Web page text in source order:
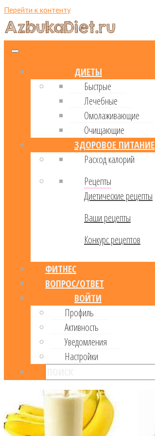
Перейти к контенту
ДИЕТЫ
Быстрые
Лечебные
Омолаживающие
Очищающие
ЗДОРОВОЕ ПИТАНИЕ
Расход калорий
Рецепты
Диетические рецепты
Ваши рецепты
Конкурс рецептов
ФИТНЕС
ВОПРОС/ОТВЕТ
ВОЙТИ
Профиль
Активность
Уведомления
Настройки